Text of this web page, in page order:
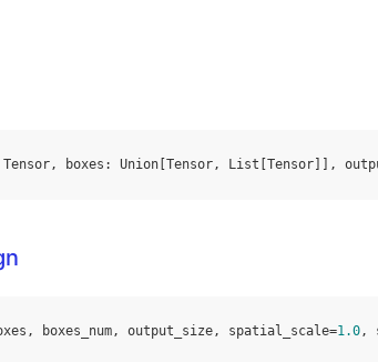
Tensor, boxes : Union Tensor, List Tensor ]],
, boxes_num, output_size, spatial_scale=1.0,